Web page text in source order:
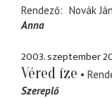
Rendező
Novák
Anna
2003. szeptember
Véred íze
Szereplő